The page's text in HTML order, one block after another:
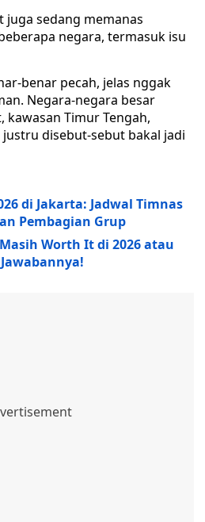
juga sedang memanas
negara, termasuk isu
benar pecah, jelas nggak
Negara-negara besar
kawasan Timur Tengah,
disebut-sebut bakal jadi
di Jakarta: Jadwal Timnas
Pembagian Grup
Worth It di 2026 atau